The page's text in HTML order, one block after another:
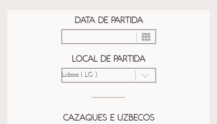
DATA DE PARTIDA
LOCAL DE PARTIDA
CAZAQUES E UZBECOS